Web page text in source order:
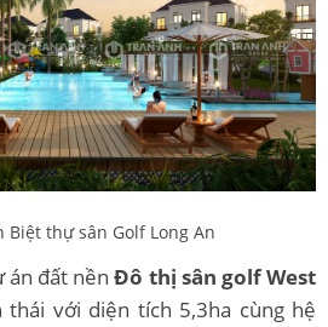
Biệt thự sân Golf Long An
án đất nềnĐô thị sân golf West
thái với diện tích 5,3ha cùng hệ